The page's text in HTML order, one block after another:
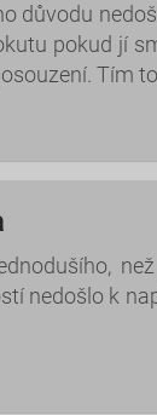
důvodu
pokud jí
Tím
nedošlo k